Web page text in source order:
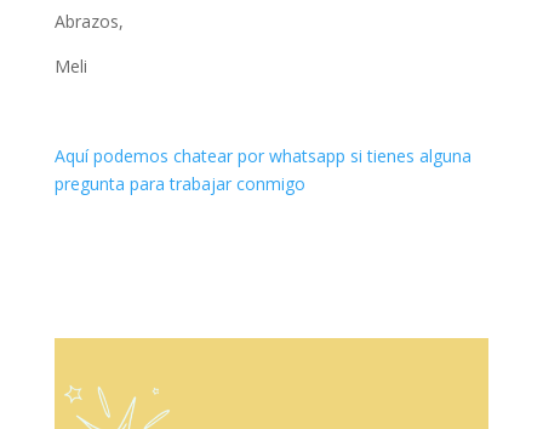
Abrazos,
Meli
Aquí podemos chatear por whatsapp si tienes alguna
pregunta para trabajar conmigo